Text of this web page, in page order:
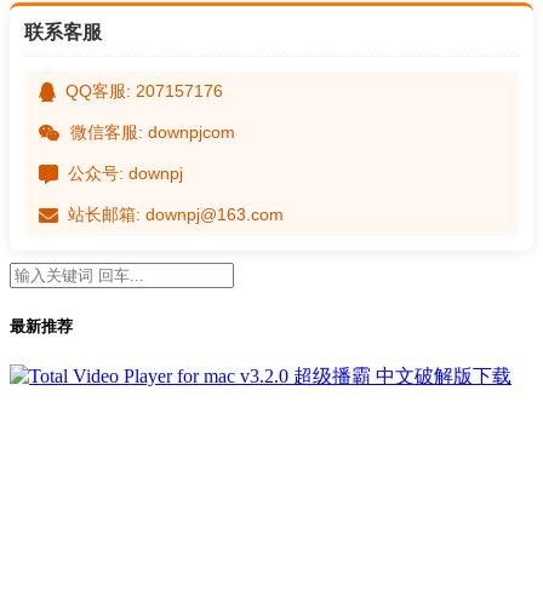
联系客服
QQ客服: 207157176
微信客服: downpjcom
公众号: downpj
站长邮箱: downpj@163.com
最新推荐